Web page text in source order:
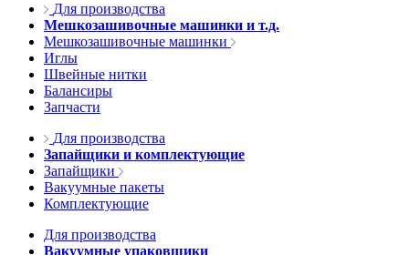
Для производства
Мешкозашивочные машинки и т.д.
Мешкозашивочные машинки
Иглы
Швейные нитки
Балансиры
Запчасти
Для производства
Запайщики и комплектующие
Запайщики
Вакуумные пакеты
Комплектующие
Для производства
Вакуумные упаковщики